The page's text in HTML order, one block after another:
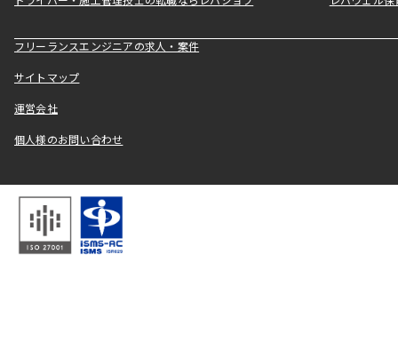
フリーランスエンジニアの求人・案件
サイトマップ
運営会社
個人様のお問い合わせ